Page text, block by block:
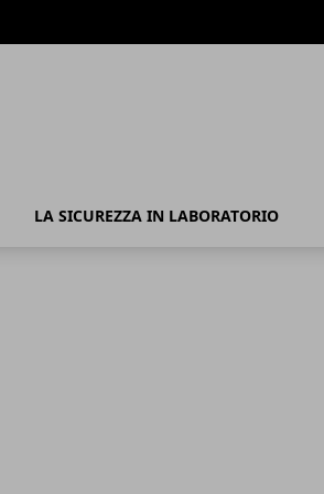
LA SICUREZZA IN LABORATORIO